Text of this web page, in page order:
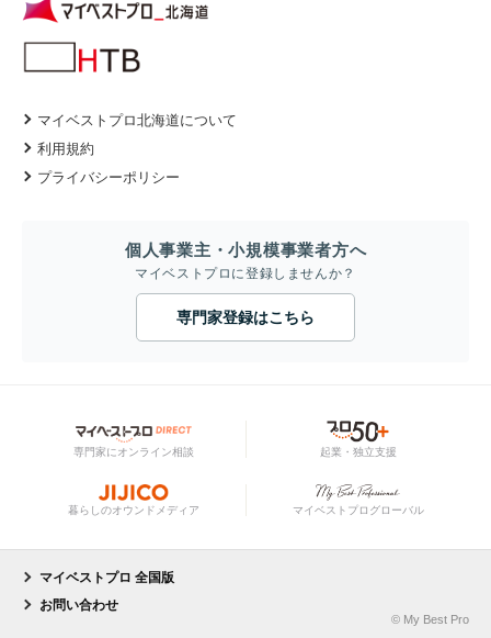
マイベストプロ北海道について
利用規約
プライバシーポリシー
個人事業主・小規模事業者方へ
マイベストプロに登録しませんか？
専門家登録はこちら
専門家にオンライン相談 起業・独立支援
暮らしのオウンドメディア マイベストプログローバル
マイベストプロ 全国版
お問い合わせ
© My Best Pro